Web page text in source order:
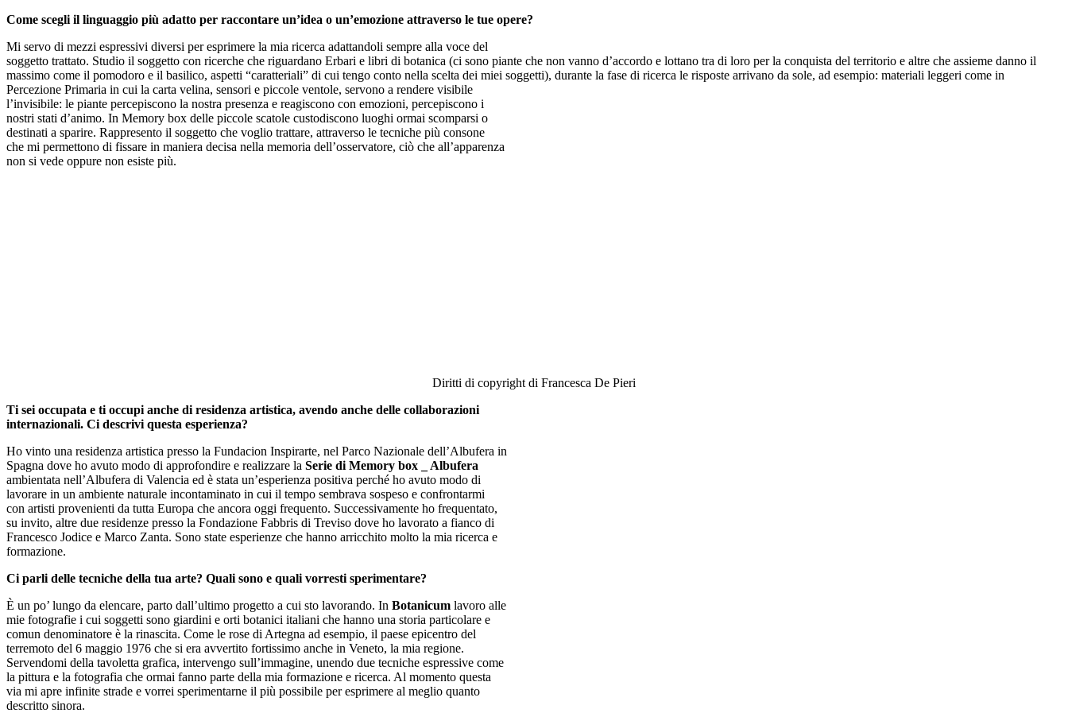
Come scegli il linguaggio più adatto per raccontare un’idea o un’emozione attraverso le tue opere?
Mi servo di mezzi espressivi diversi per esprimere la mia ricerca adattandoli sempre alla voce del
soggetto trattato. Studio il soggetto con ricerche che riguardano Erbari e libri di botanica (ci sono piante che non vanno d’accordo e lottano tra di loro per la conquista del territorio e altre che assieme danno il
massimo come il pomodoro e il basilico, aspetti “caratteriali” di cui tengo conto nella scelta dei miei soggetti), durante la fase di ricerca le risposte arrivano da sole, ad esempio: materiali leggeri come in
Percezione Primaria in cui la carta velina, sensori e piccole ventole, servono a rendere visibile
l’invisibile: le piante percepiscono la nostra presenza e reagiscono con emozioni, percepiscono i
nostri stati d’animo. In Memory box delle piccole scatole custodiscono luoghi ormai scomparsi o
destinati a sparire. Rappresento il soggetto che voglio trattare, attraverso le tecniche più consone
che mi permettono di fissare in maniera decisa nella memoria dell’osservatore, ciò che all’apparenza
non si vede oppure non esiste più.
Diritti di copyright di Francesca De Pieri
Ti sei occupata e ti occupi anche di residenza artistica, avendo anche delle collaborazioni
internazionali. Ci descrivi questa esperienza?
Ho vinto una residenza artistica presso la Fundacion Inspirarte, nel Parco Nazionale dell’Albufera in
Spagna dove ho avuto modo di approfondire e realizzare la Serie di Memory box _ Albufera
ambientata nell’Albufera di Valencia ed è stata un’esperienza positiva perché ho avuto modo di
lavorare in un ambiente naturale incontaminato in cui il tempo sembrava sospeso e confrontarmi
con artisti provenienti da tutta Europa che ancora oggi frequento. Successivamente ho frequentato,
su invito, altre due residenze presso la Fondazione Fabbris di Treviso dove ho lavorato a fianco di
Francesco Jodice e Marco Zanta. Sono state esperienze che hanno arricchito molto la mia ricerca e
formazione.
Ci parli delle tecniche della tua arte? Quali sono e quali vorresti sperimentare?
È un po’ lungo da elencare, parto dall’ultimo progetto a cui sto lavorando. In Botanicum lavoro alle
mie fotografie i cui soggetti sono giardini e orti botanici italiani che hanno una storia particolare e
comun denominatore è la rinascita. Come le rose di Artegna ad esempio, il paese epicentro del
terremoto del 6 maggio 1976 che si era avvertito fortissimo anche in Veneto, la mia regione.
Servendomi della tavoletta grafica, intervengo sull’immagine, unendo due tecniche espressive come
la pittura e la fotografia che ormai fanno parte della mia formazione e ricerca. Al momento questa
via mi apre infinite strade e vorrei sperimentarne il più possibile per esprimere al meglio quanto
descritto sinora.